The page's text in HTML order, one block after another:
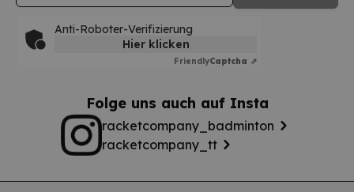
Anti-Roboter-Verifizierung
Hier klicken
FriendlyCaptcha ⇗
Folge uns auch auf Insta
racketcompany_badminton
racketcompany_tt